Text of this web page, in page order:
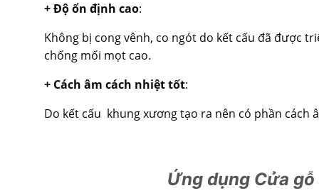
+ Độ ổn định cao:
Không bị cong vênh, co ngót do kết cấu đã được
chống mối mọt cao.
+ Cách âm cách nhiệt tốt:
Do kết cấu khung xương tạo ra nên có phần cách
Ứng dụng Cửa gỗ